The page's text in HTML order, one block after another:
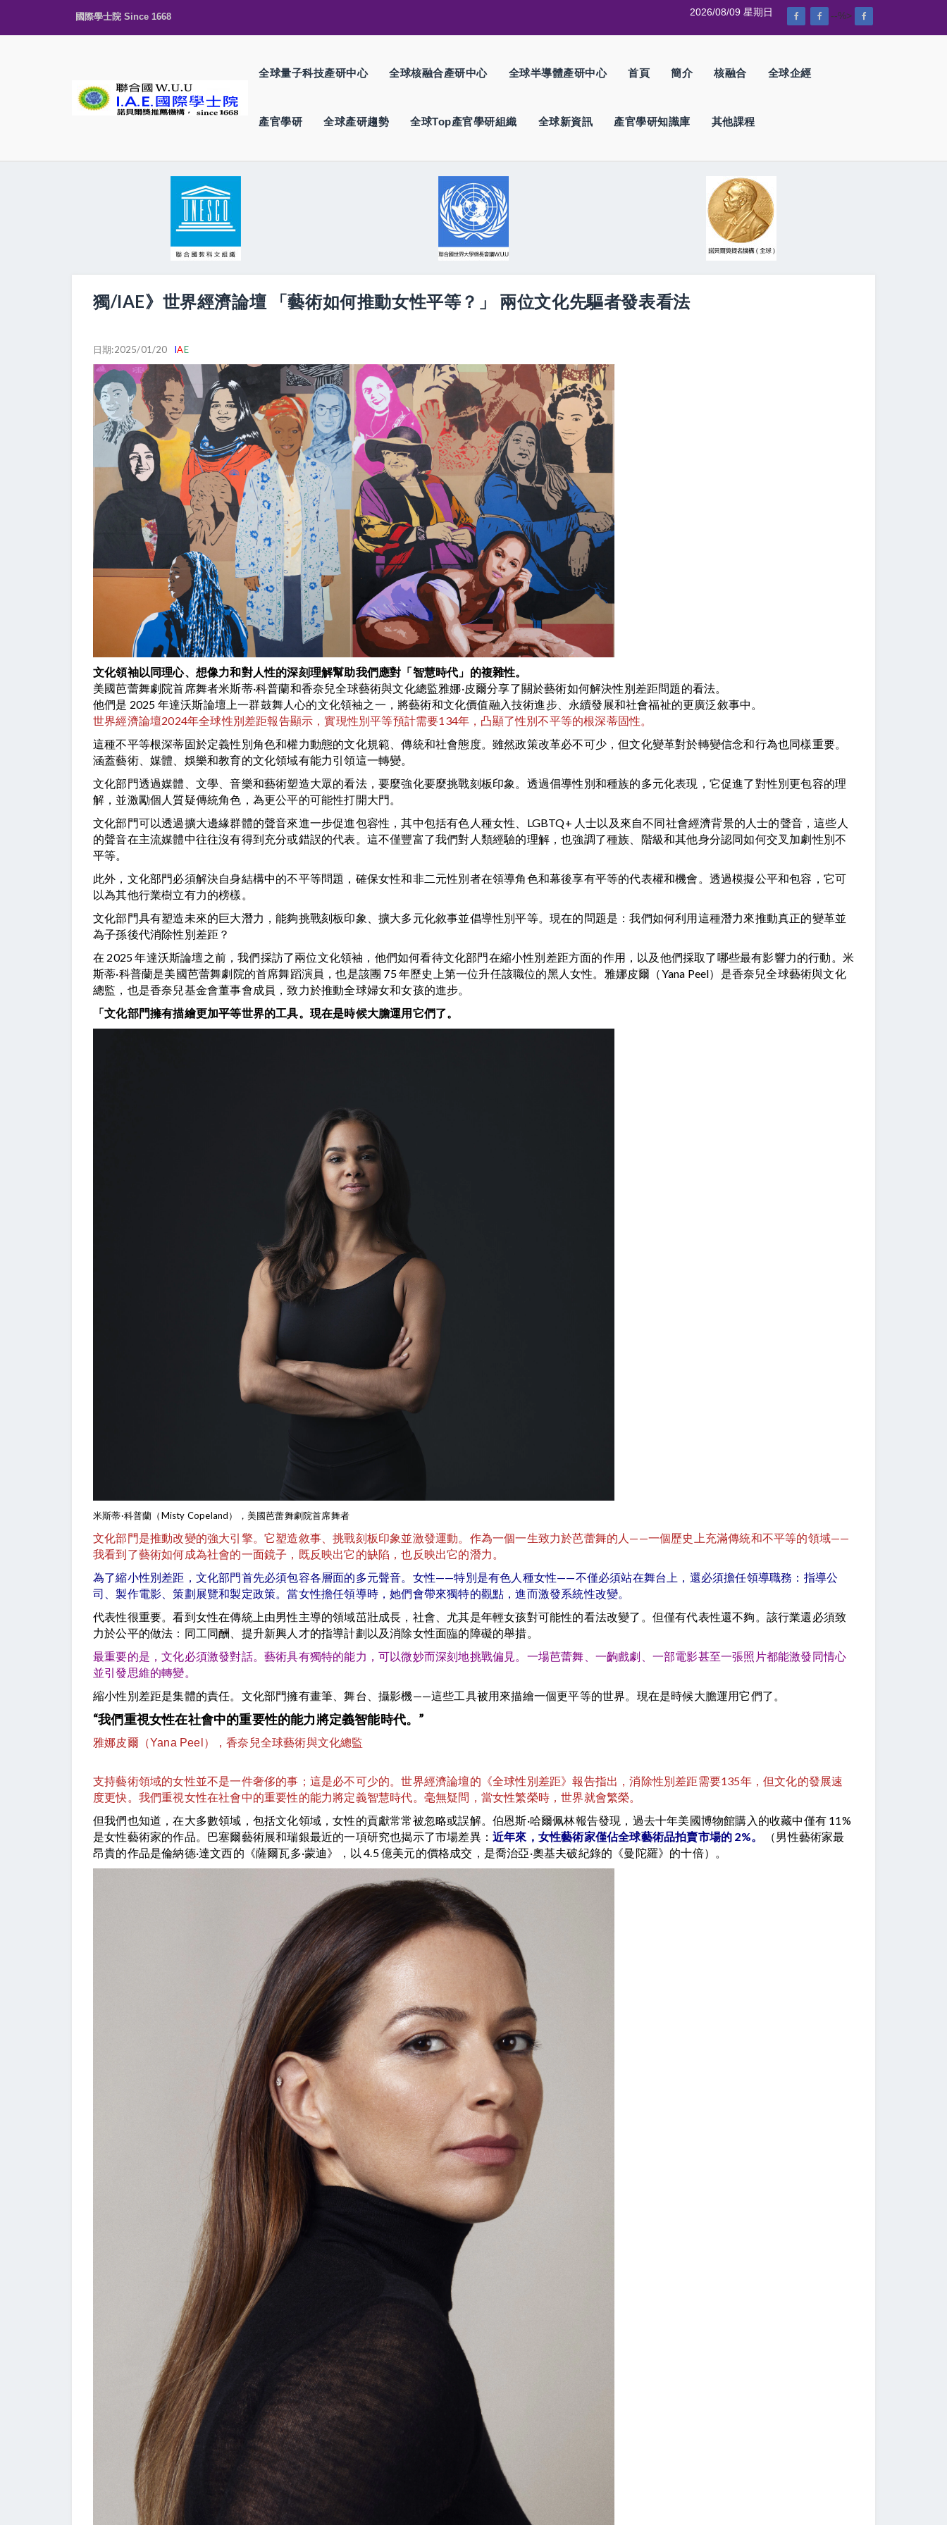
國際學士院 Since 1668 --%>
2026/08/09 星期日
全球量子科技產研中心 全球核融合產研中心 全球半導體產研中心 首頁 簡介 核融合 全球企經
產官學研 全球產研趨勢 全球Top產官學研組織 全球新資訊 產官學研知識庫 其他課程
獨/IAE》世界經濟論壇 「藝術如何推動女性平等？」 兩位文化先驅者發表看法
日期:2025/01/20 IAE
文化領袖以同理心、想像力和對人性的深刻理解幫助我們應對「智慧時代」的複雜性。
美國芭蕾舞劇院首席舞者米斯蒂·科普蘭和香奈兒全球藝術與文化總監雅娜·皮爾分享了關於藝術如何解決性別差距問題的看法。
他們是 2025 年達沃斯論壇上一群鼓舞人心的文化領袖之一，將藝術和文化價值融入技術進步、永續發展和社會福祉的更廣泛敘事中。
世界經濟論壇2024年全球性別差距報告顯示，實現性別平等預計需要134年，凸顯了性別不平等的根深蒂固性。
這種不平等根深蒂固於定義性別角色和權力動態的文化規範、傳統和社會態度。雖然政策改革必不可少，但文化變革對於轉變信念和行為也同樣重要。
涵蓋藝術、媒體、娛樂和教育的文化領域有能力引領這一轉變。
文化部門透過媒體、文學、音樂和藝術塑造大眾的看法，要麼強化要麼挑戰刻板印象。透過倡導性別和種族的多元化表現，它促進了對性別更包容的理
解，並激勵個人質疑傳統角色，為更公平的可能性打開大門。
文化部門可以透過擴大邊緣群體的聲音來進一步促進包容性，其中包括有色人種女性、LGBTQ+ 人士以及來自不同社會經濟背景的人士的聲音，這些人
的聲音在主流媒體中往往沒有得到充分或錯誤的代表。這不僅豐富了我們對人類經驗的理解，也強調了種族、階級和其他身分認同如何交叉加劇性別不
平等。
此外，文化部門必須解決自身結構中的不平等問題，確保女性和非二元性別者在領導角色和幕後享有平等的代表權和機會。透過模擬公平和包容，它可
以為其他行業樹立有力的榜樣。
文化部門具有塑造未來的巨大潛力，能夠挑戰刻板印象、擴大多元化敘事並倡導性別平等。現在的問題是：我們如何利用這種潛力來推動真正的變革並
為子孫後代消除性別差距？
在 2025 年達沃斯論壇之前，我們採訪了兩位文化領袖，他們如何看待文化部門在縮小性別差距方面的作用，以及他們採取了哪些最有影響力的行動。米
斯蒂·科普蘭是美國芭蕾舞劇院的首席舞蹈演員，也是該團 75 年歷史上第一位升任該職位的黑人女性。雅娜皮爾（Yana Peel）是香奈兒全球藝術與文化
總監，也是香奈兒基金會董事會成員，致力於推動全球婦女和女孩的進步。
「文化部門擁有描繪更加平等世界的工具。現在是時候大膽運用它們了。
米斯蒂·科普蘭（Misty Copeland），美國芭蕾舞劇院首席舞者
文化部門是推動改變的強大引擎。它塑造敘事、挑戰刻板印象並激發運動。作為一個一生致力於芭蕾舞的人——一個歷史上充滿傳統和不平等的領域——
我看到了藝術如何成為社會的一面鏡子，既反映出它的缺陷，也反映出它的潛力。
為了縮小性別差距，文化部門首先必須包容各層面的多元聲音。女性——特別是有色人種女性——不僅必須站在舞台上，還必須擔任領導職務：指導公
司、製作電影、策劃展覽和製定政策。當女性擔任領導時，她們會帶來獨特的觀點，進而激發系統性改變。
代表性很重要。看到女性在傳統上由男性主導的領域茁壯成長，社會、尤其是年輕女孩對可能性的看法改變了。但僅有代表性還不夠。該行業還必須致
力於公平的做法：同工同酬、提升新興人才的指導計劃以及消除女性面臨的障礙的舉措。
最重要的是，文化必須激發對話。藝術具有獨特的能力，可以微妙而深刻地挑戰偏見。一場芭蕾舞、一齣戲劇、一部電影甚至一張照片都能激發同情心
並引發思維的轉變。
縮小性別差距是集體的責任。文化部門擁有畫筆、舞台、攝影機——這些工具被用來描繪一個更平等的世界。現在是時候大膽運用它們了。
“我們重視女性在社會中的重要性的能力將定義智能時代。”
雅娜皮爾（Yana Peel），香奈兒全球藝術與文化總監
支持藝術領域的女性並不是一件奢侈的事；這是必不可少的。世界經濟論壇的《全球性別差距》報告指出，消除性別差距需要135年，但文化的發展速
度更快。我們重視女性在社會中的重要性的能力將定義智慧時代。毫無疑問，當女性繁榮時，世界就會繁榮。
但我們也知道，在大多數領域，包括文化領域，女性的貢獻常常被忽略或誤解。伯恩斯·哈爾佩林報告發現，過去十年美國博物館購入的收藏中僅有 11%
是女性藝術家的作品。巴塞爾藝術展和瑞銀最近的一項研究也揭示了市場差異： 近年來，女性藝術家僅佔全球藝術品拍賣市場的 2%。
（男性藝術家最
昂貴的作品是倫納德·達文西的《薩爾瓦多·蒙迪》，以 4.5 億美元的價格成交，是喬治亞·奧基夫破紀錄的《曼陀羅》的十倍）。